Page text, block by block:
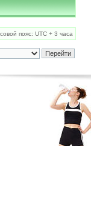
пояс: UTC + 3 часа